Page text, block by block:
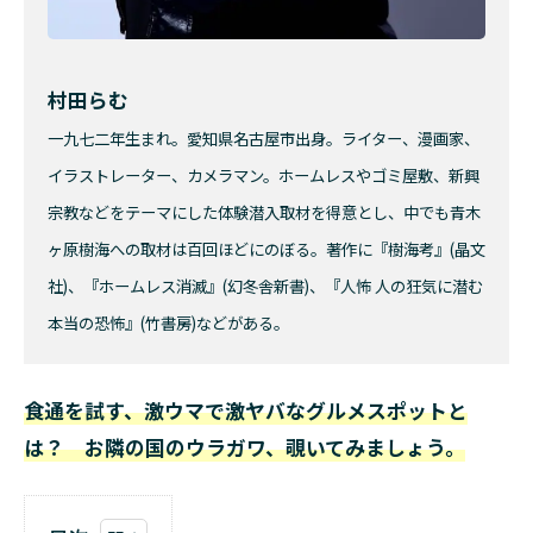
村田らむ
一九七二年生まれ。愛知県名古屋市出身。ライター、漫画家、
イラストレーター、カメラマン。ホームレスやゴミ屋敷、新興
宗教などをテーマにした体験潜入取材を得意とし、中でも青木
ヶ原樹海への取材は百回ほどにのぼる。著作に『樹海考』(晶文
社)、『ホームレス消滅』(幻冬舎新書)、『人怖 人の狂気に潜む
本当の恐怖』(竹書房)などがある。
食通を試す、激ウマで激ヤバなグルメスポットと
は？ お隣の国のウラガワ、覗いてみましょう。